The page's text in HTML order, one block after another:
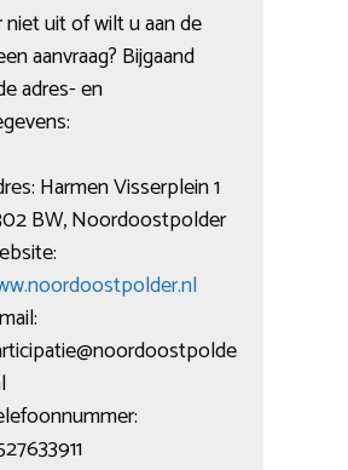
uit of wilt u aan de
aanvraag? Bijgaand
adres- en
Harmen Visserplein 1
BW, Noordoostpolder